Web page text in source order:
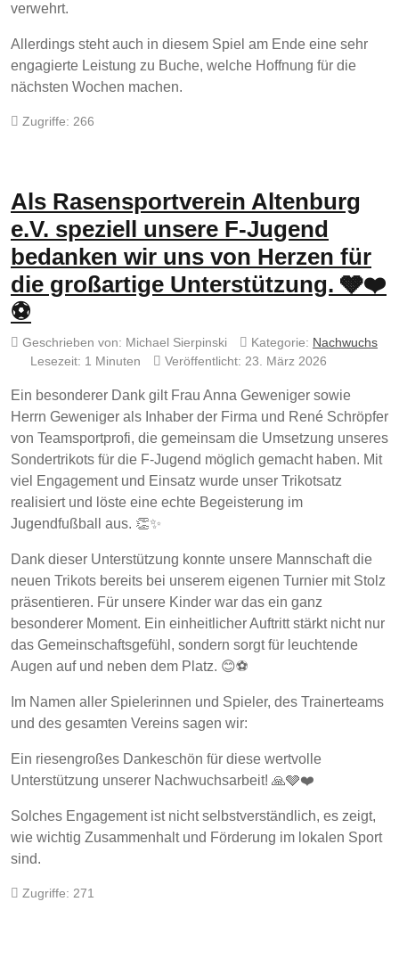
verwehrt.
Allerdings steht auch in diesem Spiel am Ende eine sehr
engagierte Leistung zu Buche, welche Hoffnung für die
nächsten Wochen machen.
Zugriffe: 266
Als Rasensportverein Altenburg
e.V. speziell unsere F-Jugend
bedanken wir uns von Herzen für
die großartige Unterstützung. 🩶❤️
⚽
Geschrieben von: Michael Sierpinski Kategorie: Nachwuchs
Lesezeit: 1 Minuten
Veröffentlicht: 23. März 2026
Ein besonderer Dank gilt Frau Anna Geweniger sowie
Herrn Geweniger als Inhaber der Firma und René Schröpfer
von Teamsportprofi, die gemeinsam die Umsetzung unseres
Sondertrikots für die F-Jugend möglich gemacht haben. Mit
viel Engagement und Einsatz wurde unser Trikotsatz
realisiert und löste eine echte Begeisterung im
Jugendfußball aus. 👏✨
Dank dieser Unterstützung konnte unsere Mannschaft die
neuen Trikots bereits bei unserem eigenen Turnier mit Stolz
präsentieren. Für unsere Kinder war das ein ganz
besonderer Moment. Ein einheitlicher Auftritt stärkt nicht nur
das Gemeinschaftsgefühl, sondern sorgt für leuchtende
Augen auf und neben dem Platz. 😊⚽
Im Namen aller Spielerinnen und Spieler, des Trainerteams
und des gesamten Vereins sagen wir:
Ein riesengroßes Dankeschön für diese wertvolle
Unterstützung unserer Nachwuchsarbeit! 🙏🩶❤️
Solches Engagement ist nicht selbstverständlich, es zeigt,
wie wichtig Zusammenhalt und Förderung im lokalen Sport
sind.
Zugriffe: 271